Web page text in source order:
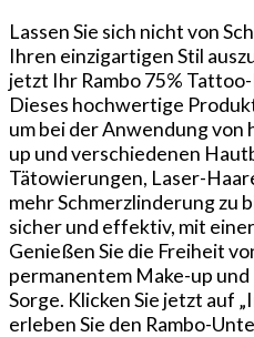
Lassen Sie sich nicht von
Ihren einzigartigen Stil
jetzt Ihr Rambo 75%
Dieses hochwertige
um bei der Anwendung
up und verschiedenen
Tätowierungen, Laser-
mehr Schmerzlinderung zu
sicher und effektiv, mit
Genießen Sie die Freiheit
permanentem Make-up
Sorge. Klicken Sie jetzt auf
erleben Sie den Rambo-